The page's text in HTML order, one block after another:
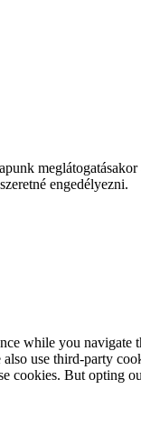
engedélyezni.
while you navigate
use third-party
cookies. But opting